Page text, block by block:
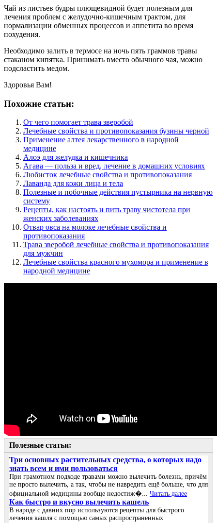
Чай из листьев будры плющевидной будет полезным для
лечения проблем с желудочно-кишечным трактом, для
нормализации обменных процессов и аппетита во время
похудения.
Необходимо залить в термосе на ночь пять граммов травы
стаканом кипятка. Принимать вместо обычного чая, можно
подсластить медом.
Здоровья Вам!
Похожие статьи:
От чего помогает трава зверобой
Лечебные свойства и противопоказания бузины черной
Применение алтея лекарственного в народной
медицине
Алоэ для желудка и кишечника
Агава — польза и вред, лечение в домашних условиях
Любисток лечебные свойства и противопоказания
Лаванда для кожи лица и тела
Полезные и побочные действия пустырника на нервную
систему
Рецепты, как настоять и пить траву чистотела при
женских заболеваниях
Отвар овса на молоке лечебные свойства и
противопоказания
Трава зверобой лечебные свойства и противопоказания
для мужчин
Лечебные свойства красного мухомора и применение в
народной медицине
Полезные статьи:
Три основных растительных средства, о которых надо
знать всем и ими пользоваться
При грамотном подходе травами можно вылечить болезнь, причём
не просто вылечить, а так, чтобы не навредить ещё больше, что для
официальной медицины вообще недостиж�... Читать далее
Как быстро и вкусно вылечить кашель
В народе с давних пор используются рецепты для быстрого
лечения кашля с помощью самых распространенных